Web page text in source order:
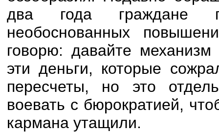
два года граждане
необоснованных
говорю: давайте
эти деньги, которые
пересчеты, но это
воевать с бюрократией,
кармана утащили.